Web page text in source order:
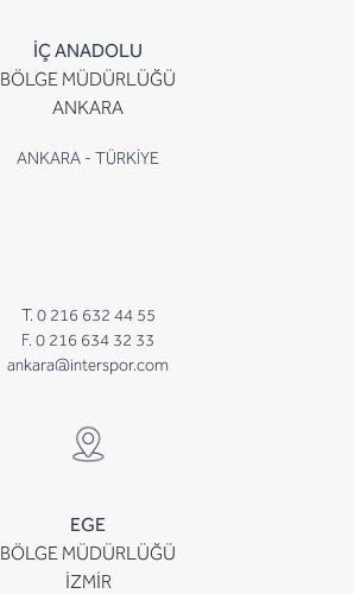
İÇ ANADOLU
BÖLGE MÜDÜRLÜĞÜ
ANKARA
ANKARA - TÜRKİYE
T. 0 216 632 44 55
F. 0 216 634 32 33
ankara@interspor.com
EGE
BÖLGE MÜDÜRLÜĞÜ
İZMİR